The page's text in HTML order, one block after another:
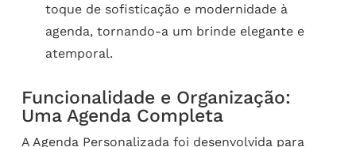
toque de sofisticação e modernidade à
agenda, tornando-a um brinde elegante e
atemporal.
Funcionalidade e Organização:
Uma Agenda Completa
A Agenda Personalizadafoi desenvolvida para